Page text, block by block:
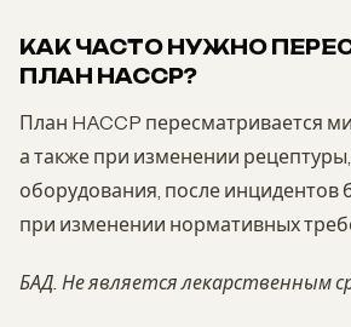
КАК ЧАСТО НУЖНО
ПЛАН HACCP?
План HACCP пересматривается
а также при изменении
оборудования, после инцидентов
при изменении нормативных
БАД. Не является лекарственным